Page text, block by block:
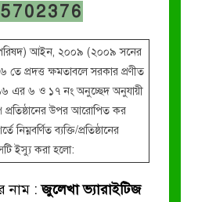
পরিষদ) আইন, ২০০৯ (২০০৯ সনের
প্রদত্ত ক্ষমতাবলে সরকার প্রণীত
এর ৬ ও ১৭ নং অনুচ্ছেদ অনুযায়ী
প্রতিষ্ঠানের উপর আরোপিত কর
নিম্নবর্ণিত ব্যক্তি/প্রতিষ্ঠানের
ইস্যু করা হলো:
নাম :জুলেখা ভ্যারাইটিজ